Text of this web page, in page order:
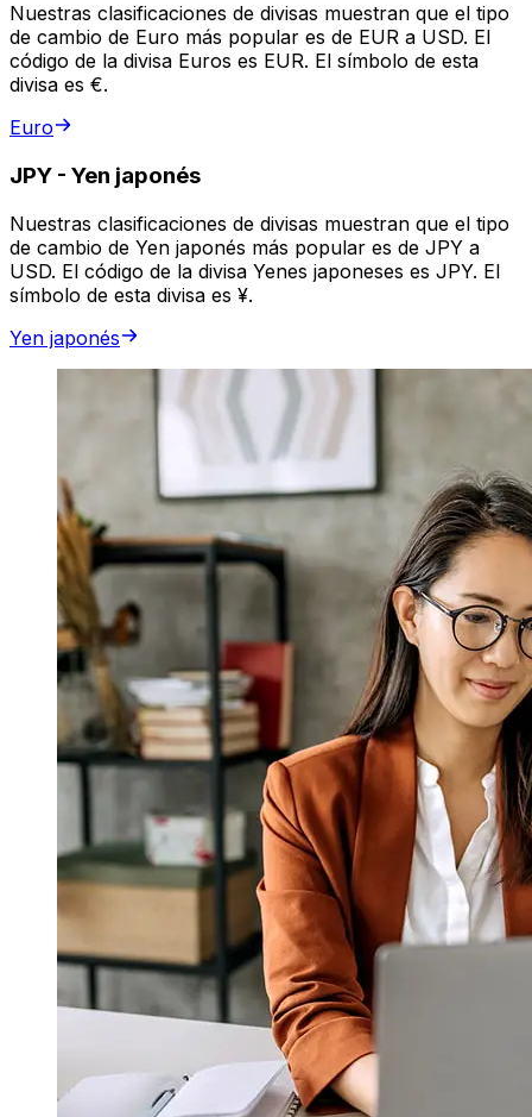
Nuestras clasificaciones de divisas muestran que el tipo
de cambio de Euro más popular es de EUR a USD. El
código de la divisa Euros es EUR. El símbolo de esta
divisa es €.
Euro
JPY - Yen japonés
Nuestras clasificaciones de divisas muestran que el tipo
de cambio de Yen japonés más popular es de JPY a
USD. El código de la divisa Yenes japoneses es JPY. El
símbolo de esta divisa es ¥.
Yen japonés